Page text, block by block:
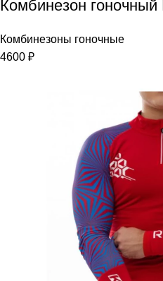
Комбинезон
Комбинезоны гоночные
4600 ₽